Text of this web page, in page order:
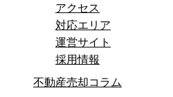
アクセス
対応エリア
運営サイト
採用情報
不動産売却コラム